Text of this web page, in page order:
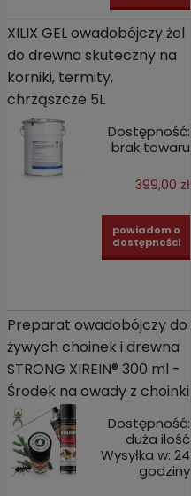
XILIX GEL owadobójczy żel
do drewna skuteczny na
korniki, termity,
chrząszcze 5L
Dostępność:
brak towaru
399,00 zł
powiadom o
dostępności
Preparat owadobójczy do
żywych choinek i drewna
STRONG XIREIN® 300 ml -
Środek na owady z choinki
Dostępność:
duża ilość
Wysyłka w: 24
godziny